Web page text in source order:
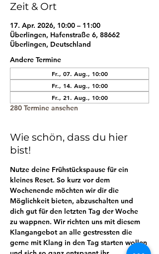
Zeit & Ort
17. Apr. 2026, 10:00 – 11:00
Überlingen, Hafenstraße 6, 88662
Überlingen, Deutschland
Andere Termine
Fr., 07. Aug., 10:00
Fr., 14. Aug., 10:00
Fr., 21. Aug., 10:00
280 Termine ansehen
Wie schön, dass du hier
bist!
Nutze deine Frühstückspause für ein
kleines Reset. So kurz vor dem
Wochenende möchten wir dir die
Möglichkeit bieten, abzuschalten und
dich gut für den letzten Tag der Woche
zu wappnen. Wir richten uns mit diesem
Klangangebot an alle gestressten die
gerne mit Klang in den Tag starten wollen